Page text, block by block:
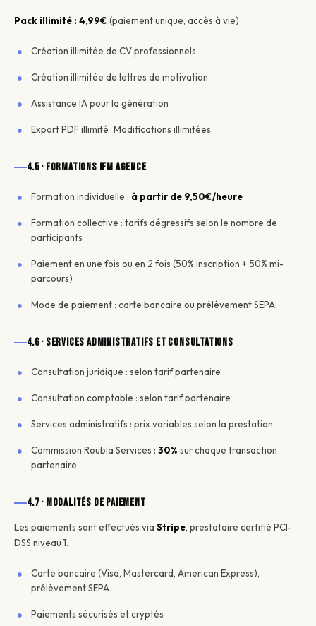
Pack illimité : 4,99€ (paiement unique, accès à vie)
Création illimitée de CV professionnels
Création illimitée de lettres de motivation
Assistance IA pour la génération
Export PDF illimité · Modifications illimitées
4.5 · Formations IFM Agence
Formation individuelle : à partir de 9,50€/heure
Formation collective : tarifs dégressifs selon le nombre de
participants
Paiement en une fois ou en 2 fois (50% inscription + 50% mi-
parcours)
Mode de paiement : carte bancaire ou prélèvement SEPA
4.6 · Services administratifs et consultations
Consultation juridique : selon tarif partenaire
Consultation comptable : selon tarif partenaire
Services administratifs : prix variables selon la prestation
Commission Roubla Services : 30% sur chaque transaction
partenaire
4.7 · Modalités de paiement
Les paiements sont effectués via Stripe , prestataire certifié PCI-
DSS niveau 1.
Carte bancaire (Visa, Mastercard, American Express),
prélèvement SEPA
Paiements sécurisés et cryptés